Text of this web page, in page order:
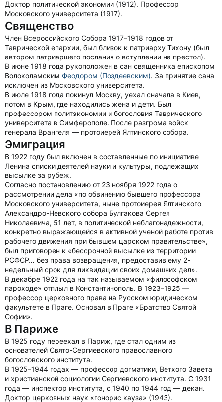
Доктор политической экономии (1912). Профессор
Московского университета (1917).
Священство
Член Всероссийского Собора 1917–1918 годов от
Таврической епархии, был близок к патриарху Тихону (был
автором патриаршего послания о вступлении на престол).
В июне 1918 года рукоположен в сан священника епископом
Волоколамским Феодором (Поздеевским). За принятие сана
исключен из Московского университета.
В июле 1918 года покинул Москву, уехал сначала в Киев,
потом в Крым, где находились жена и дети. Был
профессором политэкономии и богословия Таврического
университета в Симферополе. После разгрома войск
генерала Врангеля — протоиерей Ялтинского собора.
Эмиграция
В 1922 году был включен в составленные по инициативе
Ленина списки деятелей науки и культуры, подлежащих
высылке за рубеж.
Согласно постановлению от 23 ноября 1922 года о
рассмотрении дела «по обвинению бывшего профессора
Московского университета, ныне протоиерея Ялтинского
Александро-Невского собора Булгакова Сергея
Николаевича, 51 лет, в политической неблагонадежности,
конкретно выражающейся в активной ученой работе против
рабочего движения при бывшем царском правительстве»,
был приговорен к «бессрочной высылке из территории
РСФСР… без права возвращения, предоставив ему 2-
недельный срок для ликвидации своих домашних дел».
В декабре 1922 года на так называемом «философском
пароходе» отплыл в Константинополь. В 1923–1925 —
профессор церковного права на Русском юридическом
факультете в Праге. Основал в Праге «Братство Святой
Софии».
В Париже
В 1925 году переехал в Париж, где стал одним из
основателей Свято-Сергиевского православного
богословского института.
В 1925–1944 годах — профессор догматики, Ветхого Завета
и христианской социологии Сергиевского института. С 1931
года — инспектор института, с 1940 по 1944 год — декан.
Доктор церковных наук «гонорис кауза» (1943).